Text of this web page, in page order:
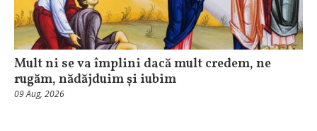
Mult ni se va împlini dacă mult credem, ne
rugăm, nădăjduim și iubim
09 Aug, 2026